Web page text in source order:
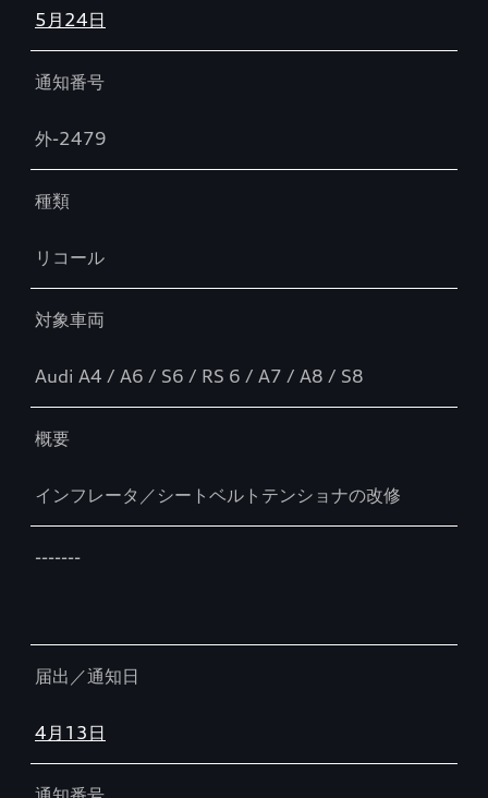
5月24日
通知番号
外-2479
種類
リコール
対象車両
Audi A4 / A6 / S6 / RS 6 / A7 / A8 / S8
概要
インフレータ／シートベルトテンショナの改修
-------
届出／通知日
4月13日